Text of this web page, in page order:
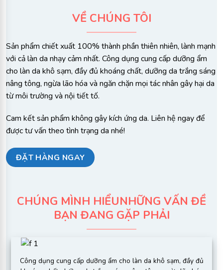
VỀ CHÚNG TÔI​
Sản phẩm chiết xuất 100% thành phần thiên nhiên, lành mạnh
với cả làn da nhạy cảm nhất. Công dụng cung cấp dưỡng ẩm
cho làn da khô sạm, đầy đủ khoáng chất, dưỡng da trắng sáng
nâng tông, ngừa lão hóa và ngăn chặn mọi tác nhân gây hại da
từ môi trường và nội tiết tố.
Cam kết sản phẩm không gây kích ứng da. Liên hệ ngay để
được tư vấn theo tình trạng da nhé!
ĐẶT HÀNG NGAY
CHÚNG MÌNH HIỂU​NHỮNG VẤN ĐỀ
BẠN ĐANG GẶP PHẢI​
Công dụng cung cấp dưỡng ẩm cho làn da khô sạm, đầy đủ